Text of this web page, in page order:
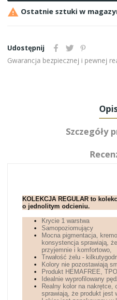
 Ostatnie sztuki w
Udostępnij
Gwarancja bezpiecznej i pewnej
Szczegóły
KOLEKCJA REGULAR to
o jednolitym odcieniu.
Krycie 1 warstwa
Samopoziomujący
Mocna pigmentacja,
konsystencja sprawiają,
przyjemnie i komfortowo,
Trwałość żelu -
Kolory nie pozostawiają
Produkt HEMAFREE,
Idealnie wyprofilowany
Realny kolor na nakrętce,
sprawiają, że produkt jest